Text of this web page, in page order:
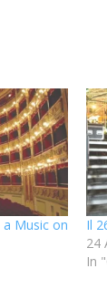
Music on
Il
24
In